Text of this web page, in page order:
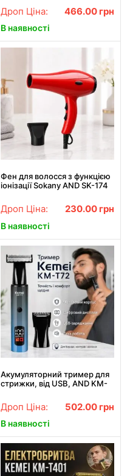
на аккумуляторе
Дроп Ціна: 466.00 грн
В наявності
Фен для волосся з функцією
іонізації Sokany AND SK-174
Дроп Ціна: 230.00 грн
В наявності
Акумуляторний тример для
стрижки, від USB, AND KM-
бороди / Машинка для
стрижки
Дроп Ціна: 502.00 грн
В наявності